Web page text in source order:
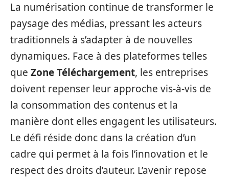
La numérisation continue de transformer le
paysage des médias, pressant les acteurs
traditionnels à s’adapter à de nouvelles
dynamiques. Face à des plateformes telles
que Zone Téléchargement, les entreprises
doivent repenser leur approche vis-à-vis de
la consommation des contenus et la
manière dont elles engagent les utilisateurs.
Le défi réside donc dans la création d’un
cadre qui permet à la fois l’innovation et le
respect des droits d’auteur. L’avenir repose